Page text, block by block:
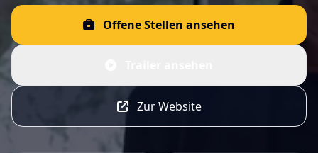
Offene Stellen ansehen
Zur Website